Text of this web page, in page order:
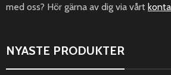
med oss? Hör gärna av dig via vårt
NYASTE PRODUKTER